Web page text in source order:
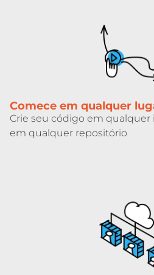
Comece em qualquer
Crie seu código em qualquer
em qualquer repositório